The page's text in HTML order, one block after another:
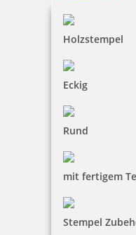
Holzstempel
Eckig
Rund
mit fertigem
Stempel